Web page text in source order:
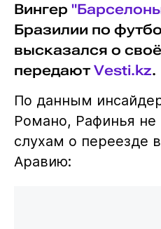
Вингер
Бразилии по
высказался о
передают Vesti.kz.
По данным
Романо, Рафинья не
слухам о переезде
Аравию: